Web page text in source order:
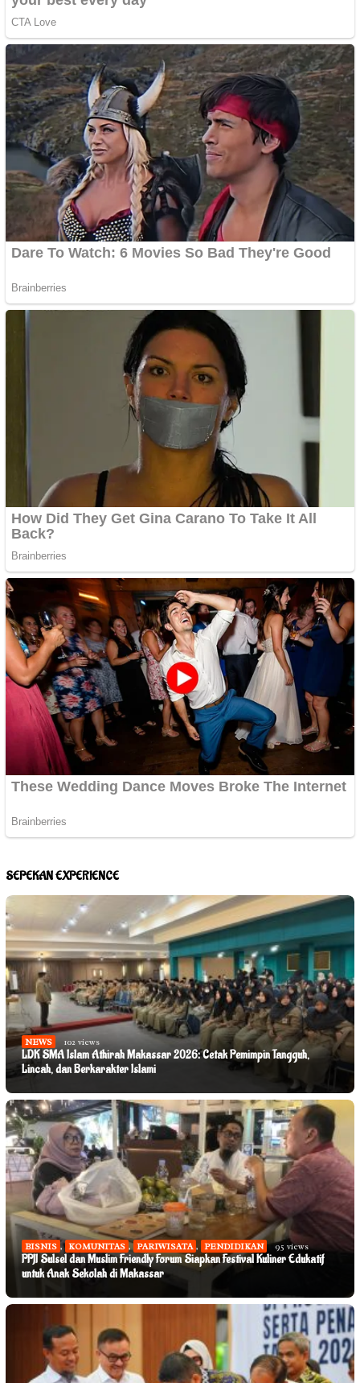
SEPEKAN EXPERIENCE
NEWS 102 views
LDK SMA Islam Athirah Makassar 2026: Cetak Pemimpin Tangguh,
Lincah, dan Berkarakter Islami
BISNIS , KOMUNITAS , PARIWISATA , PENDIDIKAN 95 views
PPJI Sulsel dan Muslim Friendly Forum Siapkan Festival Kuliner Edukatif
untuk Anak Sekolah di Makassar